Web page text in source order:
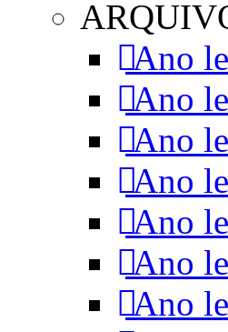
Ano
Ano
Ano
Ano
Ano
Ano
Ano